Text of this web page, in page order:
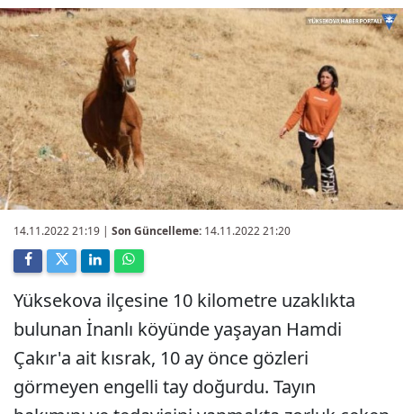
14.11.2022 21:19 | Son Güncelleme: 14.11.2022 21:20
Yüksekova ilçesine 10 kilometre uzaklıkta
bulunan İnanlı köyünde yaşayan Hamdi
Çakır'a ait kısrak, 10 ay önce gözleri
görmeyen engelli tay doğurdu. Tayın